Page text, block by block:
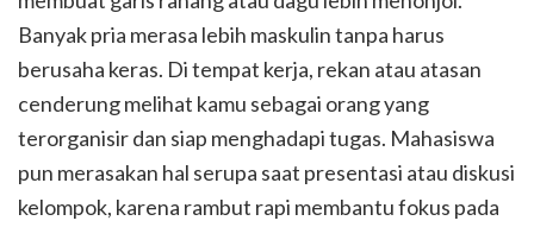
Banyak pria merasa lebih maskulin tanpa harus
berusaha keras. Di tempat kerja, rekan atau atasan
cenderung melihat kamu sebagai orang yang
terorganisir dan siap menghadapi tugas. Mahasiswa
pun merasakan hal serupa saat presentasi atau diskusi
kelompok, karena rambut rapi membantu fokus pada